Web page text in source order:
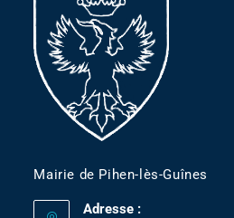
Mairie de Pihen-lès-Guînes
Adresse :